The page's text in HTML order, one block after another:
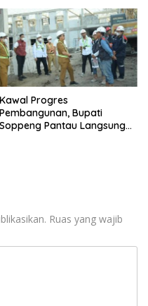
Kawal Progres
Pembangunan, Bupati
Soppeng Pantau Langsung
Ruas yang wajib